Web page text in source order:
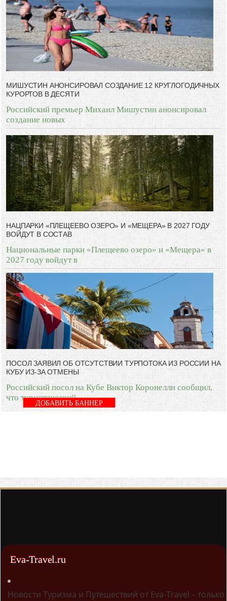
МИШУСТИН АНОНСИРОВАЛ СОЗДАНИЕ 12 КРУГЛОГОДИЧНЫХ
КУРОРТОВ В ДЕСЯТИ
Российский премьер Михаил Мишустин анонсировал
создание новых
НАЦПАРКИ «ПЛЕЩЕЕВО ОЗЕРО» И «МЕЩЕРА» В 2027 ГОДУ
ВОЙДУТ В СОСТАВ
Национальные парки «Плещеево озеро» и «Мещера» в
2027 году войдут в
ПОСОЛ ЗАЯВИЛ ОБ ОТСУТСТВИИ ТУРПОТОКА ИЗ РОССИИ НА
КУБУ ИЗ-ЗА ОТМЕНЫ
Российский посол на Кубе Виктор Коронелли сообщил,
что туристический
ДОБАВИТЬ БАННЕР
Eva-Travel.ru
Новости Туризма и Путешествий от Eva-Travel – только